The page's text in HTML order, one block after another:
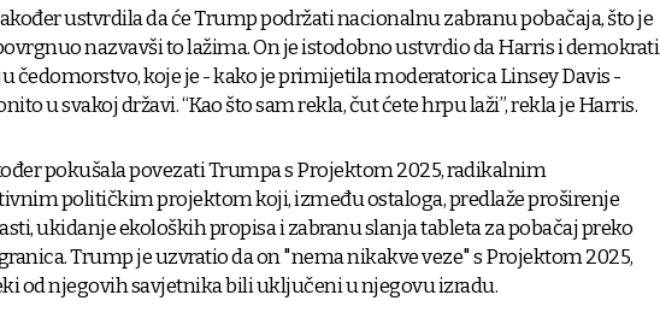
ustvrdila da će Trump podržati nacionalnu zabranu pobačaja, što je
nazvavši to lažima. On je istodobno ustvrdio da Harris i demokrati
čedomorstvo, koje je - kako je primijetila moderatorica Linsey Davis -
u svakoj državi. “Kao što sam rekla, čut ćete hrpu laži”, rekla je Harris.
pokušala povezati Trumpa s Projektom 2025, radikalnim
političkim projektom koji, između ostaloga, predlaže proširenje
ukidanje ekoloških propisa i zabranu slanja tableta za pobačaj preko
Trump je uzvratio da on "nema nikakve veze" s Projektom 2025,
od njegovih savjetnika bili uključeni u njegovu izradu.